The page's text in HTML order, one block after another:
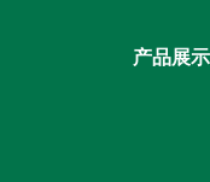
产品展示